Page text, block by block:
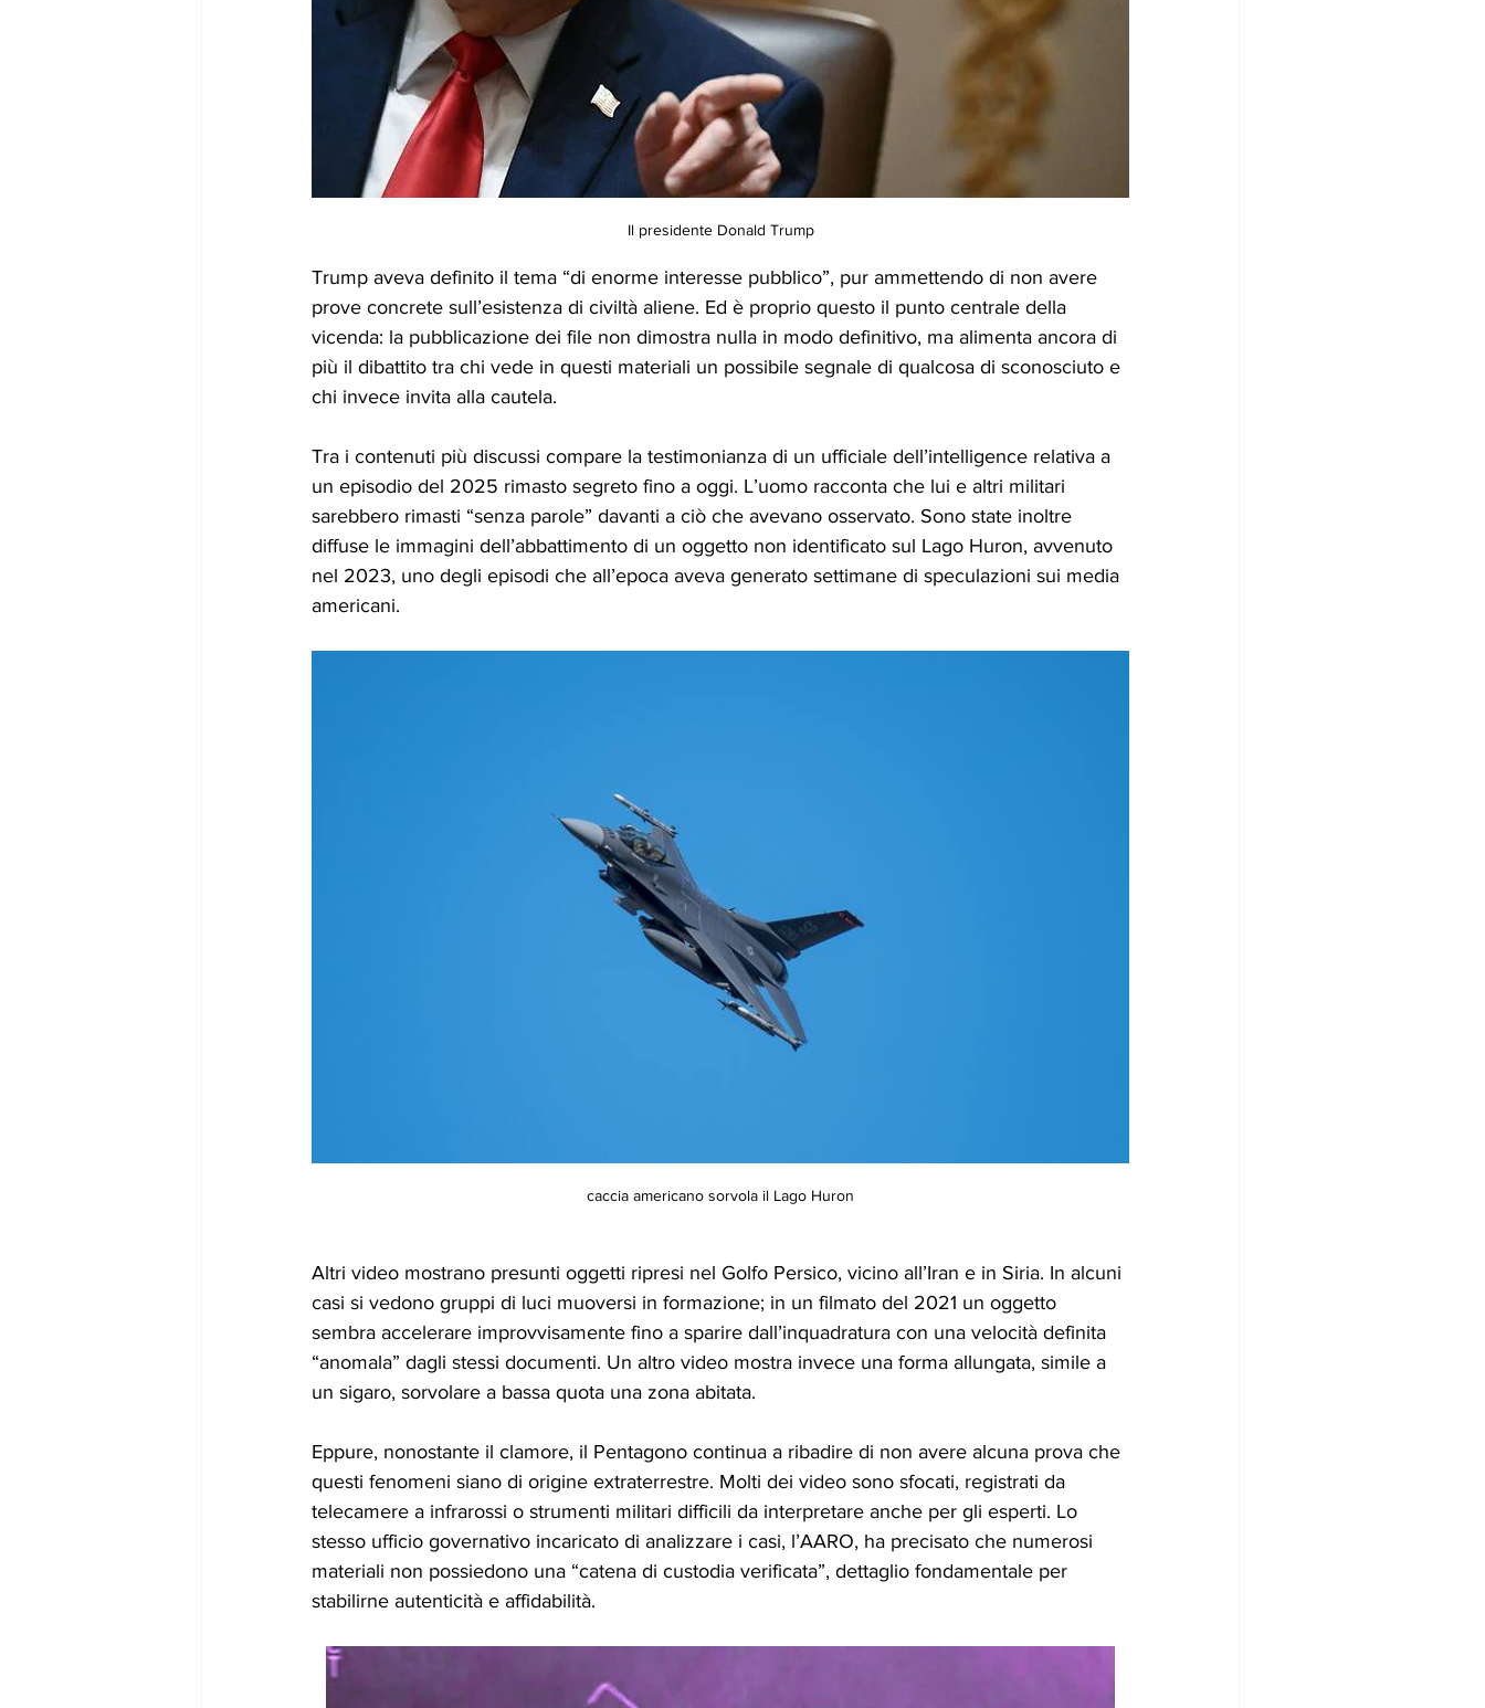
Il presidente Donald Trump
Trump aveva definito il tema “di enorme interesse pubblico”, pur ammettendo di non avere
prove concrete sull’esistenza di civiltà aliene. Ed è proprio questo il punto centrale della
vicenda: la pubblicazione dei file non dimostra nulla in modo definitivo, ma alimenta ancora di
più il dibattito tra chi vede in questi materiali un possibile segnale di qualcosa di sconosciuto e
chi invece invita alla cautela.
Tra i contenuti più discussi compare la testimonianza di un ufficiale dell’intelligence relativa a
un episodio del 2025 rimasto segreto fino a oggi. L’uomo racconta che lui e altri militari
sarebbero rimasti “senza parole” davanti a ciò che avevano osservato. Sono state inoltre
diffuse le immagini dell’abbattimento di un oggetto non identificato sul Lago Huron, avvenuto
nel 2023, uno degli episodi che all’epoca aveva generato settimane di speculazioni sui media
americani.
caccia americano sorvola il Lago Huron
Altri video mostrano presunti oggetti ripresi nel Golfo Persico, vicino all’Iran e in Siria. In alcuni
casi si vedono gruppi di luci muoversi in formazione; in un filmato del 2021 un oggetto
sembra accelerare improvvisamente fino a sparire dall’inquadratura con una velocità definita
“anomala” dagli stessi documenti. Un altro video mostra invece una forma allungata, simile a
un sigaro, sorvolare a bassa quota una zona abitata.
Eppure, nonostante il clamore, il Pentagono continua a ribadire di non avere alcuna prova che
questi fenomeni siano di origine extraterrestre. Molti dei video sono sfocati, registrati da
telecamere a infrarossi o strumenti militari difficili da interpretare anche per gli esperti. Lo
stesso ufficio governativo incaricato di analizzare i casi, l’AARO, ha precisato che numerosi
materiali non possiedono una “catena di custodia verificata”, dettaglio fondamentale per
stabilirne autenticità e affidabilità.